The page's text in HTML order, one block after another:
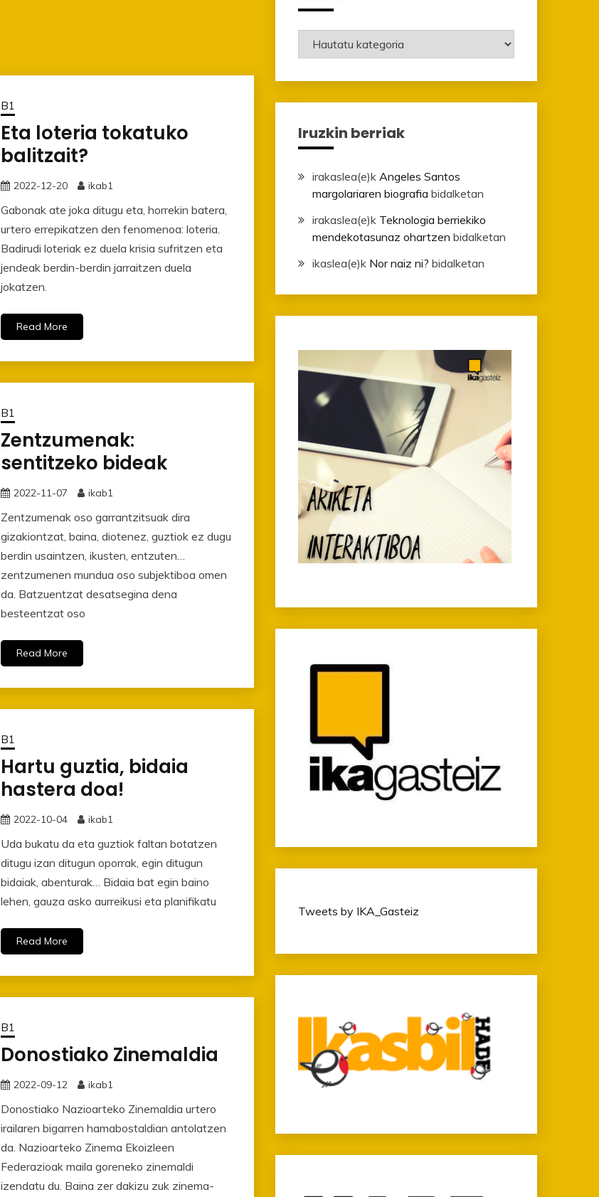
B1
Eta loteria tokatuko
balitzait?
2022-12-20 ikab1
Gabonak ate joka ditugu eta, horrekin batera,
urtero errepikatzen den fenomenoa: loteria.
Badirudi loteriak ez duela krisia sufritzen eta
jendeak berdin-berdin jarraitzen duela
jokatzen.
Read More
B1
Zentzumenak:
sentitzeko bideak
2022-11-07 ikab1
Zentzumenak oso garrantzitsuak dira
gizakiontzat, baina, diotenez, guztiok ez dugu
berdin usaintzen, ikusten, entzuten…
zentzumenen mundua oso subjektiboa omen
da. Batzuentzat desatsegina dena
besteentzat oso
Read More
B1
Hartu guztia, bidaia
hastera doa!
2022-10-04 ikab1
Uda bukatu da eta guztiok faltan botatzen
ditugu izan ditugun oporrak, egin ditugun
bidaiak, abenturak… Bidaia bat egin baino
lehen, gauza asko aurreikusi eta planifikatu
Read More
B1
Donostiako Zinemaldia
2022-09-12 ikab1
Donostiako Nazioarteko Zinemaldia urtero
irailaren bigarren hamabostaldian antolatzen
da. Nazioarteko Zinema Ekoizleen
Federazioak maila goreneko zinemaldi
izendatu du. Baina zer dakizu zuk zinema-
Mailak
Iruzkin berriak
irakaslea(e)k Angeles Santos
margolariaren biografia bidalketan
irakaslea(e)k Teknologia berriekiko
mendekotasunaz ohartzen bidalketan
ikaslea(e)k Nor naiz ni? bidalketan
Tweets by IKA_Gasteiz